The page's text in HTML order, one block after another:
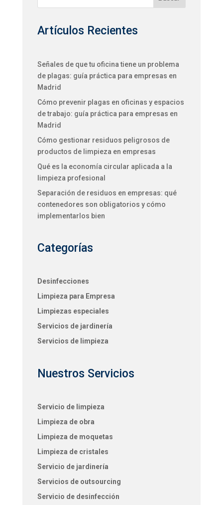
Artículos Recientes
Señales de que tu oficina tiene un problema
de plagas: guía práctica para empresas en
Madrid
Cómo prevenir plagas en oficinas y espacios
de trabajo: guía práctica para empresas en
Madrid
Cómo gestionar residuos peligrosos de
productos de limpieza en empresas
Qué es la economía circular aplicada a la
limpieza profesional
Separación de residuos en empresas: qué
contenedores son obligatorios y cómo
implementarlos bien
Categorías
Desinfecciones
Limpieza para Empresa
Limpiezas especiales
Servicios de jardinería
Servicios de limpieza
Nuestros Servicios
Servicio de limpieza
Limpieza de obra
Limpieza de moquetas
Limpieza de cristales
Servicio de jardinería
Servicios de outsourcing
Servicio de desinfección